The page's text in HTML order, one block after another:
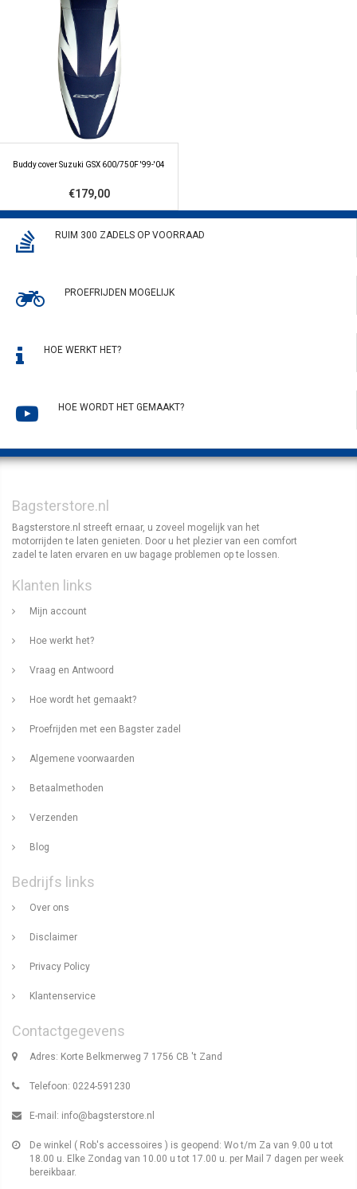
Buddy cover Suzuki GSX 600/750F '99-'04
€179,00
RUIM 300 ZADELS OP VOORRAAD
PROEFRIJDEN MOGELIJK
HOE WERKT HET?
HOE WORDT HET GEMAAKT?
Bagsterstore.nl
Bagsterstore.nl streeft ernaar, u zoveel mogelijk van het
motorrijden te laten genieten. Door u het plezier van een comfort
zadel te laten ervaren en uw bagage problemen op te lossen.
Klanten links
Mijn account
Hoe werkt het?
Vraag en Antwoord
Hoe wordt het gemaakt?
Proefrijden met een Bagster zadel
Algemene voorwaarden
Betaalmethoden
Verzenden
Blog
Bedrijfs links
Over ons
Disclaimer
Privacy Policy
Klantenservice
Contactgegevens
Adres: Korte Belkmerweg 7 1756 CB 't Zand
Telefoon: 0224-591230
E-mail: info@bagsterstore.nl
De winkel ( Rob's accessoires ) is geopend: Wo t/m Za van 9.00 u tot
18.00 u. Elke Zondag van 10.00 u tot 17.00 u. per Mail 7 dagen per week
bereikbaar.